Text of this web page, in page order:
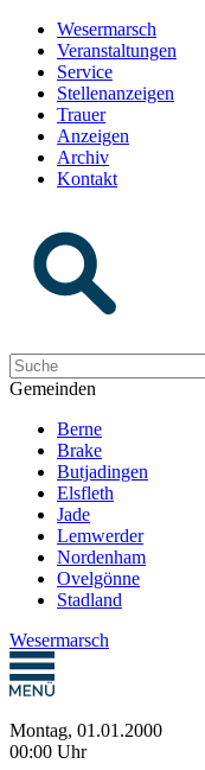
Wesermarsch
Veranstaltungen
Service
Stellenanzeigen
Trauer
Anzeigen
Archiv
Kontakt
Gemeinden
Berne
Brake
Butjadingen
Elsfleth
Jade
Lemwerder
Nordenham
Ovelgönne
Stadland
Wesermarsch
Montag, 01.01.2000
00:00 Uhr